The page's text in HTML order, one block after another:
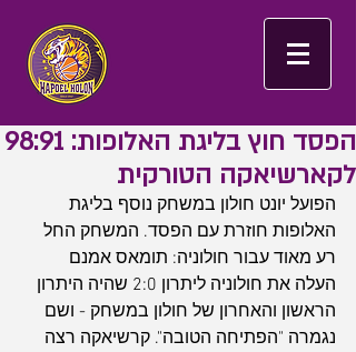
הפסד חוץ בליגת האלופות: 98:91
לקארשיאקה הטורקית
הפועל יונט חולון במשחק נוסף בליגת
האלופות חוזרת עם הפסד. המשחק החל
רע מאוד עבור חולוניה: תומאס אמנם
העלה את חולוניה ליתרון 2:0 שהיה היתרון
הראשון והאחרון של חולון במשחק - ושם
נגמרה "הפתיחה הטובה". קרשיאקה רצה